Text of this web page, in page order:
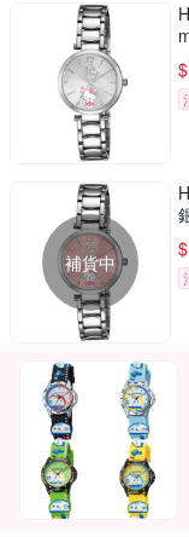
$
補貨中
$